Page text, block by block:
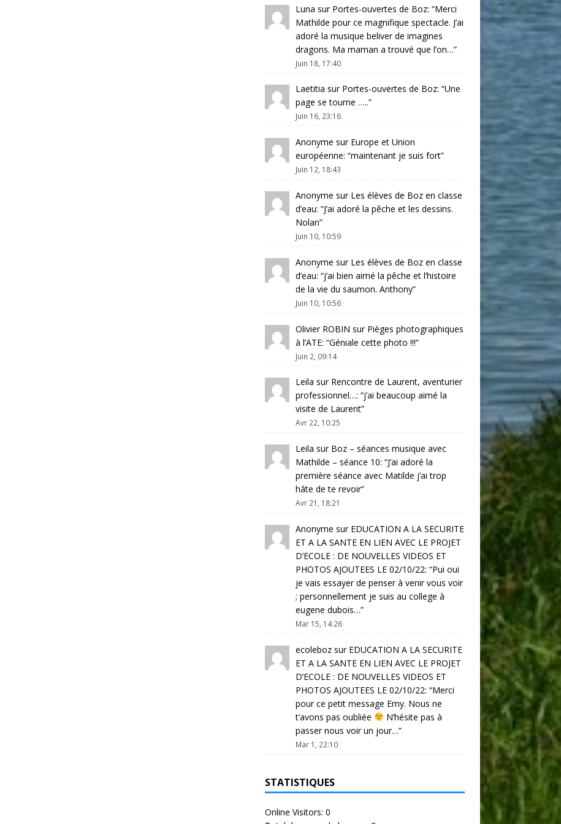
Luna sur Portes-ouvertes de Boz: “Merci
Mathilde pour ce magnifique spectacle. J’ai
adoré la musique beliver de imagines
dragons. Ma maman a trouvé que l’on…”
Juin 18, 17:40
Laetitia sur Portes-ouvertes de Boz: “Une
page se tourne …..”
Juin 16, 23:16
Anonyme sur Europe et Union
européenne: “maintenant je suis fort”
Juin 12, 18:43
Anonyme sur Les élèves de Boz en classe
d’eau: “J’ai adoré la pêche et les dessins.
Nolan”
Juin 10, 10:59
Anonyme sur Les élèves de Boz en classe
d’eau: “j’ai bien aimé la pêche et l’histoire
de la vie du saumon. Anthony”
Juin 10, 10:56
Olivier ROBIN sur Pièges photographiques
à l’ATE: “Géniale cette photo !!!”
Juin 2, 09:14
Leila sur Rencontre de Laurent, aventurier
professionnel…: “j’ai beaucoup aimé la
visite de Laurent”
Avr 22, 10:25
Leila sur Boz – séances musique avec
Mathilde – séance 10: “J’ai adoré la
première séance avec Matilde j’ai trop
hâte de te revoir”
Avr 21, 18:21
Anonyme sur EDUCATION A LA SECURITE
ET A LA SANTE EN LIEN AVEC LE PROJET
D’ECOLE : DE NOUVELLES VIDEOS ET
PHOTOS AJOUTEES LE 02/10/22: “Pui oui
je vais essayer de penser à venir vous voir
; personnellement je suis au college à
eugene dubois…”
Mar 15, 14:26
ecolebozsur EDUCATION A LA SECURITE
ET A LA SANTE EN LIEN AVEC LE PROJET
D’ECOLE : DE NOUVELLES VIDEOS ET
PHOTOS AJOUTEES LE 02/10/22: “Merci
pour ce petit message Emy. Nous ne
t’avons pas oubliée
N’hésite pas à
passer nous voir un jour…”
Mar 1, 22:10
STATISTIQUES
Online Visitors: 0